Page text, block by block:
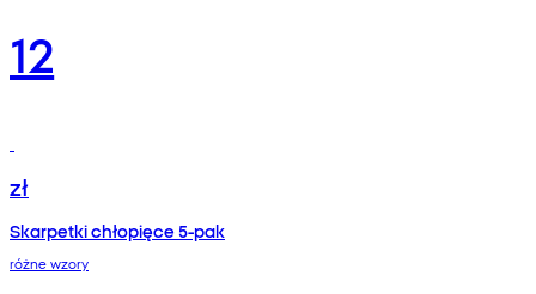
12
zł
Skarpetki chłopięce 5-pak
różne wzory